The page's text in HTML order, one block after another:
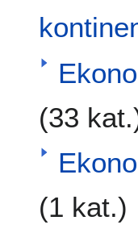
(33
(1 kat.)